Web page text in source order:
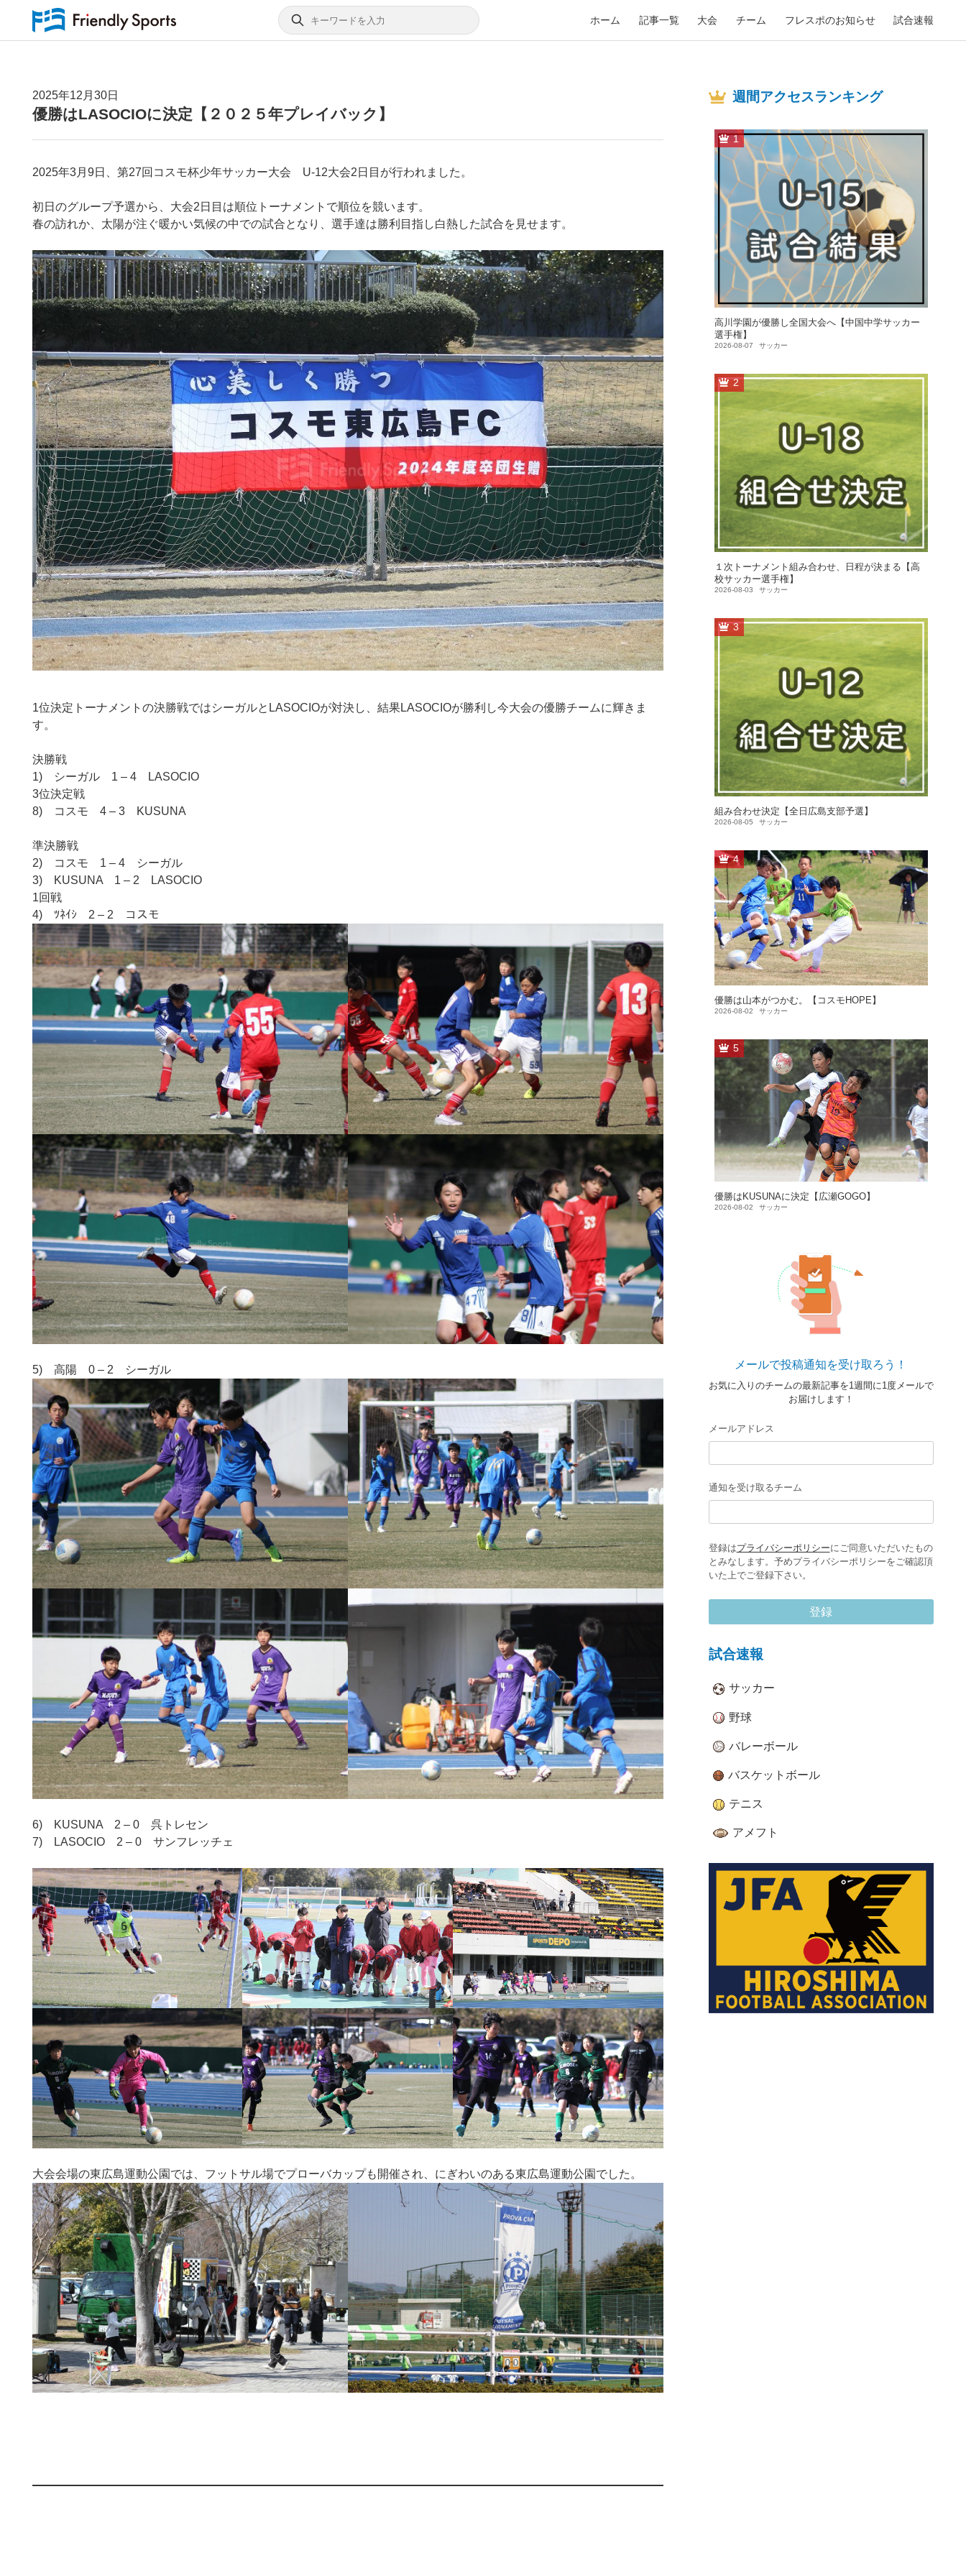
ホーム 記事一覧 大会 チーム フレスポのお知らせ 試合速報
2025年12月30日
優勝はLASOCIOに決定【２０２５年プレイバック】
2025年3月9日、第27回コスモ杯少年サッカー大会 U-12大会2日目が行われました。
初日のグループ予選から、大会2日目は順位トーナメントで順位を競います。
春の訪れか、太陽が注ぐ暖かい気候の中での試合となり、選手達は勝利目指し白熱した試合を見せます。
1位決定トーナメントの決勝戦ではシーガルとLASOCIOが対決し、結果LASOCIOが勝利し今大会の優勝チームに輝きま
す。
決勝戦
1) シーガル 1 – 4 LASOCIO
3位決定戦
8) コスモ 4 – 3 KUSUNA
準決勝戦
2) コスモ 1 – 4 シーガル
3) KUSUNA 1 – 2 LASOCIO
1回戦
4) ﾂﾈｲｼ 2 – 2 コスモ
5) 高陽 0 – 2 シーガル
6) KUSUNA 2 – 0 呉トレセン
7) LASOCIO 2 – 0 サンフレッチェ
大会会場の東広島運動公園では、フットサル場でプローバカップも開催され、にぎわいのある東広島運動公園でした。
週間アクセスランキング
1
高川学園が優勝し全国大会へ【中国中学サッカー
選手権】
2026-08-07 サッカー
2
１次トーナメント組み合わせ、日程が決まる【高
校サッカー選手権】
2026-08-03 サッカー
3
組み合わせ決定【全日広島支部予選】
2026-08-05 サッカー
4
優勝は山本がつかむ。【コスモHOPE】
2026-08-02 サッカー
5
優勝はKUSUNAに決定【広瀬GOGO】
2026-08-02 サッカー
メールで投稿通知を受け取ろう！
お気に入りのチームの最新記事を1週間に1度メールで
お届けします！
メールアドレス
通知を受け取るチーム
登録はプライバシーポリシーにご同意いただいたもの
とみなします。予めプライバシーポリシーをご確認頂
いた上でご登録下さい。
登録
試合速報
サッカー
野球
バレーボール
バスケットボール
テニス
アメフト